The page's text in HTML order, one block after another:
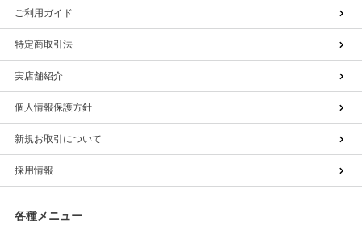
ご利用ガイド
特定商取引法
実店舗紹介
個人情報保護方針
新規お取引について
採用情報
各種メニュー